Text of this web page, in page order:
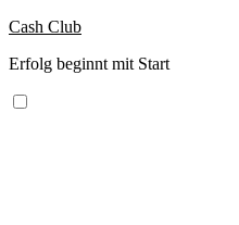
Zum
springen
Cash Club
Erfolg beginnt mit Start